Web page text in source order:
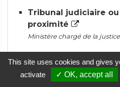
Tribunal judiciaire
proximité
Ministère chargé de la justice
This site uses cookies and gives
activate
✓ OK, accept all